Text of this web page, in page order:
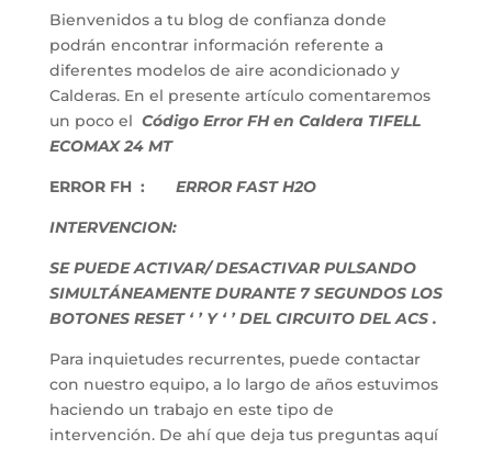
Bienvenidos a tu blog de confianza donde
podrán encontrar información referente a
diferentes modelos de aire acondicionado y
Calderas. En el presente artículo comentaremos
un poco el Código Error FH en Caldera TIFELL
ECOMAX 24 MT
ERROR FH : ERROR FAST H2O
INTERVENCION:
SE PUEDE ACTIVAR/ DESACTIVAR PULSANDO
SIMULTÁNEAMENTE DURANTE 7 SEGUNDOS LOS
BOTONES RESET ‘ ’ Y ‘ ’ DEL CIRCUITO DEL ACS .
Para inquietudes recurrentes, puede contactar
con nuestro equipo, a lo largo de años estuvimos
haciendo un trabajo en este tipo de
intervención. De ahí que deja tus preguntas aquí